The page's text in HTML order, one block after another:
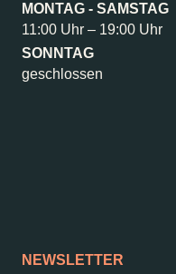
Vermietung
Newsletter
MONTAG - SAMSTAG
11:00 Uhr – 19:00 Uhr
SONNTAG
geschlossen
NEWSLETTER